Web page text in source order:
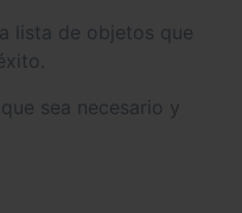
lista de objetos que
sea necesario y